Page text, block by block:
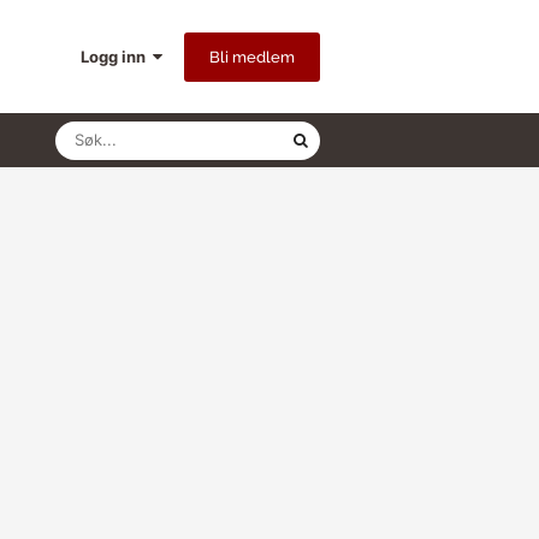
Logg inn Bli medlem